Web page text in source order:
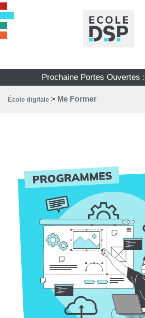
Prochaine Portes Ouvertes :
École digitale > Me Former